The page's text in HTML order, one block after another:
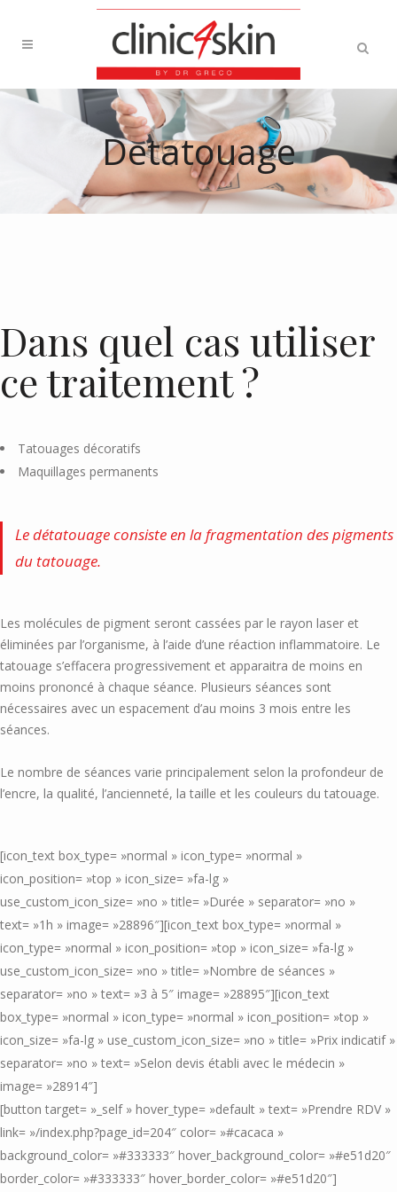
Detatouage
Dans quel cas utiliser
ce traitement ?
Tatouages décoratifs
Maquillages permanents
Le détatouage consiste en la fragmentation des pigments
du tatouage.
Les molécules de pigment seront cassées par le rayon laser et
éliminées par l’organisme, à l’aide d’une réaction inflammatoire. Le
tatouage s’effacera progressivement et apparaitra de moins en
moins prononcé à chaque séance. Plusieurs séances sont
nécessaires avec un espacement d’au moins 3 mois entre les
séances.
Le nombre de séances varie principalement selon la profondeur de
l’encre, la qualité, l’ancienneté, la taille et les couleurs du tatouage.
[icon_text box_type= »normal » icon_type= »normal »
icon_position= »top » icon_size= »fa-lg »
use_custom_icon_size= »no » title= »Durée » separator= »no »
text= »1h » image= »28896″][icon_text box_type= »normal »
icon_type= »normal » icon_position= »top » icon_size= »fa-lg »
use_custom_icon_size= »no » title= »Nombre de séances »
separator= »no » text= »3 à 5″ image= »28895″][icon_text
box_type= »normal » icon_type= »normal » icon_position= »top »
icon_size= »fa-lg » use_custom_icon_size= »no » title= »Prix indicatif »
separator= »no » text= »Selon devis établi avec le médecin »
image= »28914″]
[button target= »_self » hover_type= »default » text= »Prendre RDV »
link= »/index.php?page_id=204″ color= »#cacaca »
background_color= »#333333″ hover_background_color= »#e51d20″
border_color= »#333333″ hover_border_color= »#e51d20″]